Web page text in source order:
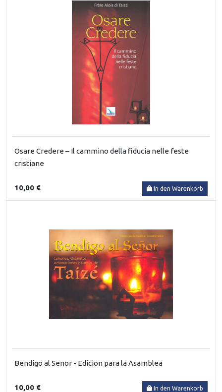
Osare Credere – Il cammino della fiducia nelle feste
cristiane
10,00 € In den Warenkorb
Bendigo al Senor - Edicion para la Asamblea
10,00 € In den Warenkorb